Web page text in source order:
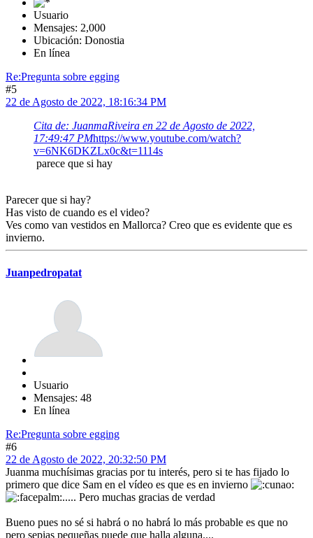
Usuario
Mensajes: 2,000
Ubicación: Donostia
En línea
Re:Pregunta sobre egging
#5
22 de Agosto de 2022, 18:16:34 PM
Cita de: JuanmaRiveira en 22 de Agosto de 2022,
17:49:47 PMhttps://www.youtube.com/watch?
v=6NK6DKZLx0c&t=1114s
parece que si hay
Parecer que si hay?
Has visto de cuando es el video?
Ves como van vestidos en Mallorca? Creo que es evidente que es
invierno.
Juanpedropatat
Usuario
Mensajes: 48
En línea
Re:Pregunta sobre egging
#6
22 de Agosto de 2022, 20:32:50 PM
Juanma muchísimas gracias por tu interés, pero si te has fijado lo
primero que dice Sam en el vídeo es que es en invierno
..... Pero muchas gracias de verdad
Bueno pues no sé si habrá o no habrá lo más probable es que no
pero sepias pequeñas puede que halla alguna....